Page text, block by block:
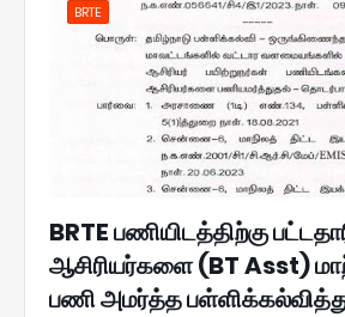
BRTE
BRTE பணியிடத்திற்கு
ஆசிரியர்களை (BT Asst)
பணி அமர்த்த